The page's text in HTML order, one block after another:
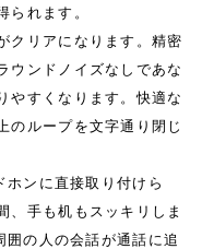
られます。
クリアになります。精密
ウンドノイズなしであな
やすくなります。快適な
のループを文字通り閉じ
ンに直接取り付けら
、手も机もスッキリしま
の人の会話が通話に追